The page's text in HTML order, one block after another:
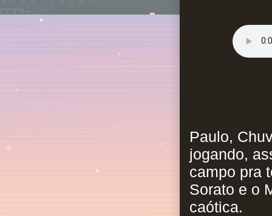
Paulo,
jogando,
campo pra
Sorato e o
caótica.